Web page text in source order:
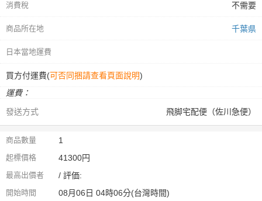
消費稅 不需要
商品所在地 千葉県
日本當地運費
買方付運費(可否同捆請查看頁面說明)
運費：
發送方式
飛脚宅配便（佐川急便）
商品數量 1
起標價格 41300円
最高出價者 / 評価:
開始時間 08月06日 04時06分(台灣時間)